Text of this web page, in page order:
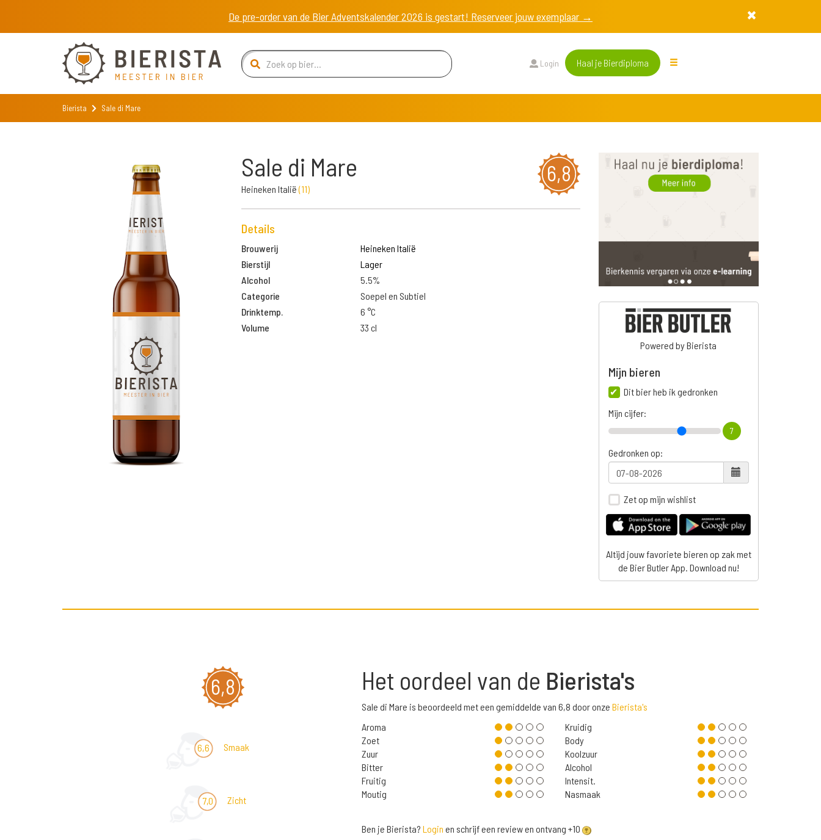
De pre-order van de Bier Adventskalender 2026 is gestart! Reserveer jouw exemplaar →
Login Haal je Bierdiploma
Bierista Sale di Mare
6,8
Sale di Mare
Heineken Italië(11)
Details
Brouwerij
Heineken Italië
Bierstijl
Lager
Alcohol
5.5%
Categorie
Soepel en Subtiel
Drinktemp.
6 °C
Volume
33 cl
Powered by Bierista
Mijn bieren
Dit bier heb ik gedronken
Mijn cijfer:
7
Gedronken op:
Zet op mijn wishlist
Altijd jouw favoriete bieren op zak met
de Bier Butler App. Download nu!
6,8
6,6 Smaak
7,0 Zicht
Het oordeel van de Bierista's
Sale di Mare is beoordeeld met een gemiddelde van 6,8 door onze Bierista's
Aroma
Zoet
Zuur
Bitter
Fruitig
Moutig
Kruidig
Body
Koolzuur
Alcohol
Intensit.
Nasmaak
Ben je Bierista? Login en schrijf een review en ontvang +10